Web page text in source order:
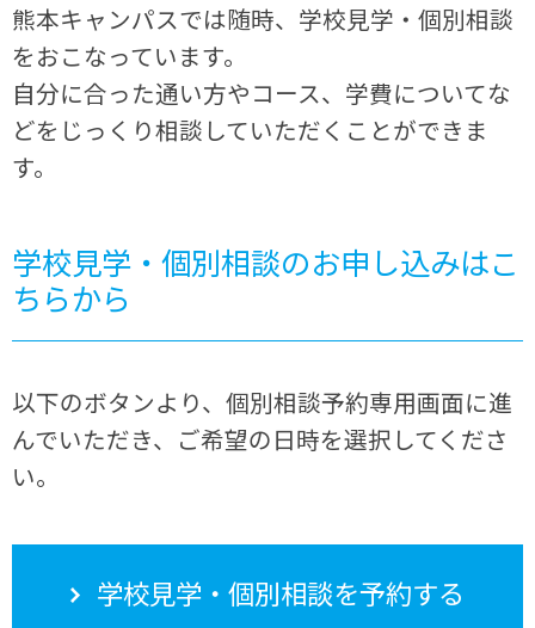
熊本キャンパスでは随時、学校見学・個別相談
をおこなっています。
自分に合った通い方やコース、学費についてな
どをじっくり相談していただくことができま
す。
学校見学・個別相談のお申し込みはこ
ちらから
以下のボタンより、個別相談予約専用画面に進
んでいただき、ご希望の日時を選択してくださ
い。
学校見学・個別相談を予約する